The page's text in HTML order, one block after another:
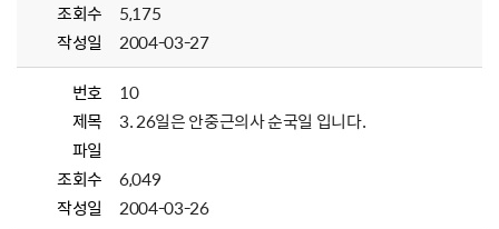
조회수
5,175
작성일
2004-03-27
번호
10
제목
3. 26일은 안중근의사 순국일 입니다.
파일
조회수
6,049
작성일
2004-03-26